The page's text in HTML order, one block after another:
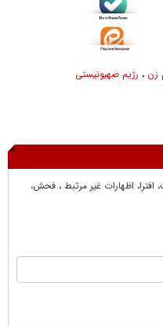
زن ، رژیم صهیونیستی
افترا، اظهارات غير مرتبط ، فحش،